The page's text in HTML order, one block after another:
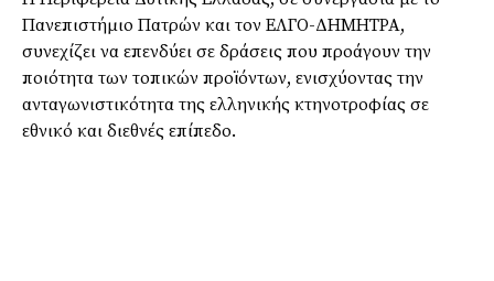
Πανεπιστήμιο Πατρών και τον ΕΛΓΟ-ΔΗΜΗΤΡΑ,
συνεχίζει να επενδύει σε δράσεις που προάγουν την
ποιότητα των τοπικών προϊόντων, ενισχύοντας την
ανταγωνιστικότητα της ελληνικής κτηνοτροφίας σε
εθνικό και διεθνές επίπεδο.